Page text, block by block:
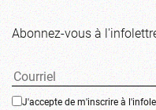
Abonnez-vous à
J'accepte de m'inscrire à